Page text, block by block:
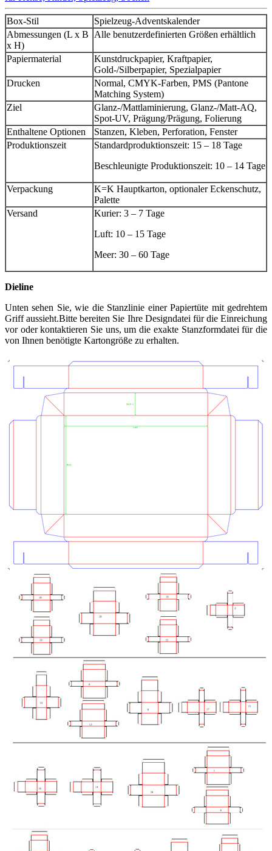
Box-Stil
Spielzeug-Adventskalender
Abmessungen (L x B
x H)
Alle benutzerdefinierten Größen erhältlich
Papiermaterial
Kunstdruckpapier, Kraftpapier,
Gold-/Silberpapier, Spezialpapier
Drucken
Normal, CMYK-Farben, PMS (Pantone
Matching System)
Ziel
Glanz-/Mattlaminierung, Glanz-/Matt-AQ,
Spot-UV, Prägung/Prägung, Folierung
Enthaltene Optionen
Stanzen, Kleben, Perforation, Fenster
Produktionszeit
Standardproduktionszeit: 15 – 18 Tage
Beschleunigte Produktionszeit: 10 – 14 Tage
Verpackung
K=K Hauptkarton, optionaler Eckenschutz,
Palette
Versand
Kurier: 3 – 7 Tage
Luft: 10 – 15 Tage
Meer: 30 – 60 Tage
Dieline
Unten sehen Sie, wie die Stanzlinie einer Papiertüte mit gedrehtem
Griff aussieht.Bitte bereiten Sie Ihre Designdatei für die Einreichung
vor oder kontaktieren Sie uns, um die exakte Stanzformdatei für die
von Ihnen benötigte Kartongröße zu erhalten.